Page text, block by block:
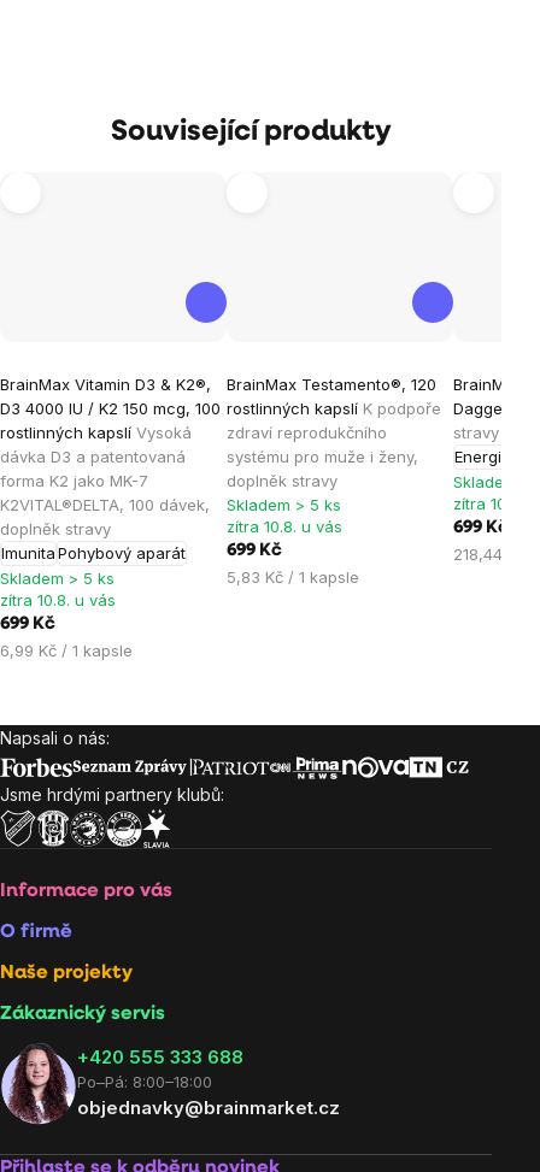
Související produkty
BrainMax Vitamin D3 & K2®,
D3 4000 IU / K2 150 mcg, 100
rostlinných kapslí Vysoká
dávka D3 a patentovaná
forma K2 jako MK-7
K2VITAL®DELTA, 100 dávek,
doplněk stravy
ImunitaPohybový aparát
hodnocení
produktu
je
5,0
z
5
hvězdiček.
Skladem > 5 ks
zítra 10.8. u vás
699 Kč
Měrná
6,99 Kč / 1 kapsle
BrainMax Testamento®, 120
rostlinných kapslí K podpoře
zdraví reprodukčního
systému pro muže i ženy,
doplněk stravy
hodnocení
produktu
je
4,8
z
5
hvězdiček.
Skladem > 5 ks
zítra 10.8. u vás
699 Kč
Měrná
5,83 Kč / 1 kapsle
BrainMax
Dagger®,
stravy
Energie
produktu
je
4,7
z
5
Skladem >
zítra 10.8.
699 Kč
Měrná
218,44 Kč /
Zápatí
Napsali o nás:
Jsme hrdými partnery klubů:
Informace pro vás
O firmě
Naše projekty
Zákaznický servis
‭+420 555 333 688
Po–Pá: 8:00–18:00
objednavky@brainmarket.cz
Přihlaste se k odběru novinek